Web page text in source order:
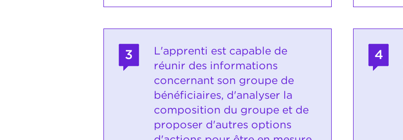
3
L'apprenti est capable de
réunir des informations
concernant son groupe de
bénéficiaires, d'analyser la
composition du groupe et de
proposer d'autres options
4